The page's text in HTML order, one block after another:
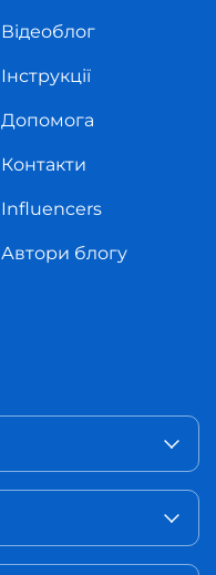
Відеоблог
Інструкції
Допомога
Контакти
Influencers
Автори блогу